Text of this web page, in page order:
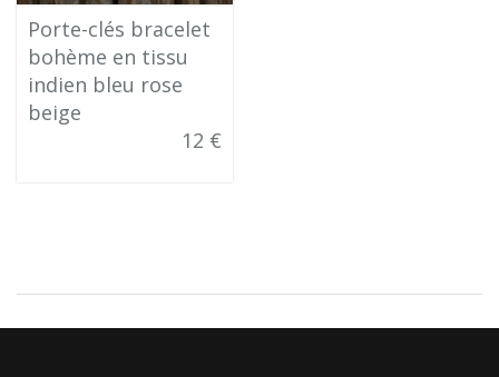
Porte-clés bracelet
bohème en tissu
indien bleu rose
beige
12 €